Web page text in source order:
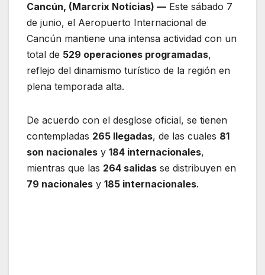
Cancún, (Marcrix Noticias) — Este sábado 7
de junio, el Aeropuerto Internacional de
Cancún mantiene una intensa actividad con un
total de 529 operaciones programadas,
reflejo del dinamismo turístico de la región en
plena temporada alta.
De acuerdo con el desglose oficial, se tienen
contempladas 265 llegadas, de las cuales 81
son nacionales y 184 internacionales,
mientras que las 264 salidas se distribuyen en
79 nacionales y 185 internacionales.